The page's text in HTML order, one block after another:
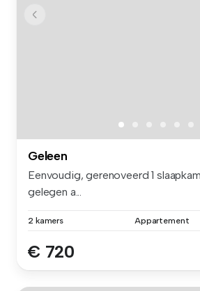
Geleen
Eenvoudig, gerenoveerd 1
gelegen a...
2 kamers Appartement
€ 720